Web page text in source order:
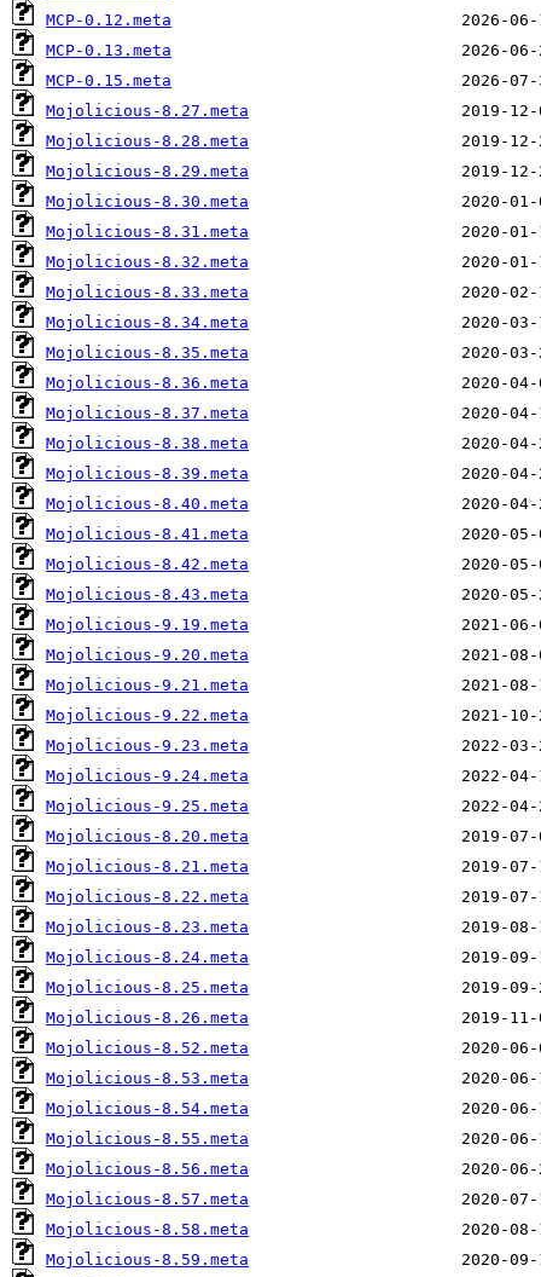
MCP-0.12.meta
MCP-0.13.meta
MCP-0.15.meta
Mojolicious-8.27.meta
Mojolicious-8.28.meta
Mojolicious-8.29.meta
Mojolicious-8.30.meta
Mojolicious-8.31.meta
Mojolicious-8.32.meta
Mojolicious-8.33.meta
Mojolicious-8.34.meta
Mojolicious-8.35.meta
Mojolicious-8.36.meta
Mojolicious-8.37.meta
Mojolicious-8.38.meta
Mojolicious-8.39.meta
Mojolicious-8.40.meta
Mojolicious-8.41.meta
Mojolicious-8.42.meta
Mojolicious-8.43.meta
Mojolicious-9.19.meta
Mojolicious-9.20.meta
Mojolicious-9.21.meta
Mojolicious-9.22.meta
Mojolicious-9.23.meta
Mojolicious-9.24.meta
Mojolicious-9.25.meta
Mojolicious-8.20.meta
Mojolicious-8.21.meta
Mojolicious-8.22.meta
Mojolicious-8.23.meta
Mojolicious-8.24.meta
Mojolicious-8.25.meta
Mojolicious-8.26.meta
Mojolicious-8.52.meta
Mojolicious-8.53.meta
Mojolicious-8.54.meta
Mojolicious-8.55.meta
Mojolicious-8.56.meta
Mojolicious-8.57.meta
Mojolicious-8.58.meta
Mojolicious-8.59.meta